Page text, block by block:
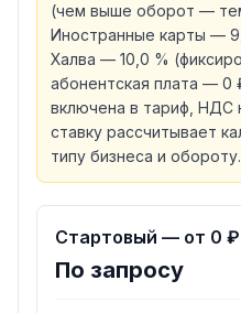
(чем выше оборот —
Иностранные карты —
Халва — 10,0 %
абонентская плата — 0
включена в тариф, НДС
ставку рассчитывает
типу бизнеса и обороту.
Стартовый — от 0
По запросу